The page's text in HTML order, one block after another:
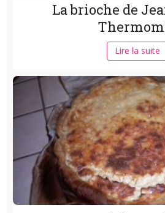
La brioche de
Lire la suite